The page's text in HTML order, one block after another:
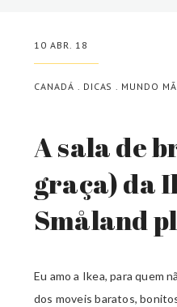
10 ABR. 18
CANADÁ . DICAS . MUNDO
A sala de
graça) da
Småland
Eu amo a Ikea, para quem
dos moveis baratos,